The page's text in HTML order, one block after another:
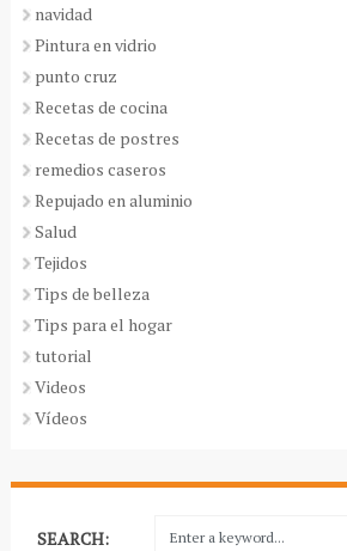
navidad
Pintura en vidrio
punto cruz
Recetas de cocina
Recetas de postres
remedios caseros
Repujado en aluminio
Salud
Tejidos
Tips de belleza
Tips para el hogar
tutorial
Videos
Vídeos
SEARCH: